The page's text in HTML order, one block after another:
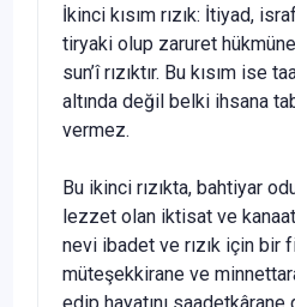
İkinci kısım rızık: İtiyad,
tiryaki olup zaruret
sun’î rızıktır. Bu kısım ise
altında değil belki ihsana
vermez.
Bu ikinci rızıkta, bahtiyar
lezzet olan iktisat ve
nevi ibadet ve rızık için bir
müteşekkirane ve